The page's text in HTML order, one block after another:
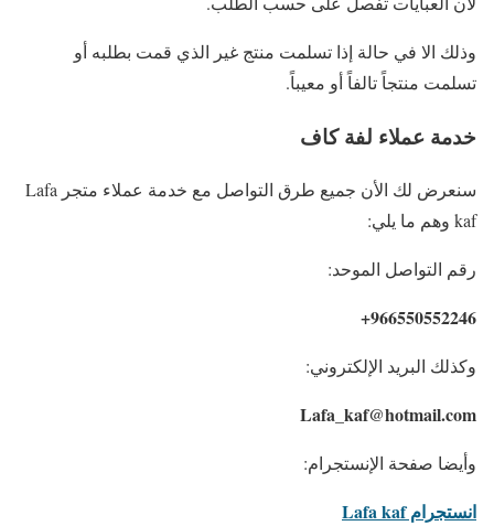
وذلك الا في حالة إذا تسلمت منتج غير الذي قمت بطلبه أو
تسلمت منتجاً تالفاً أو معيباً.
خدمة عملاء لفة كاف
سنعرض لك الأن جميع طرق التواصل مع خدمة عملاء متجر Lafa
kaf وهم ما يلي:
رقم التواصل الموحد:
966550552246+
وكذلك البريد الإلكتروني:
Lafa_kaf@hotmail.com
وأيضا صفحة الإنستجرام:
انستجرام Lafa kaf